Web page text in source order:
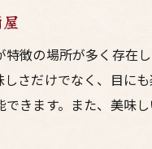
親子丼の
梅田でし
食通も唸
徴の場所が多く存在
さだけでなく、目に
きます。また、美味